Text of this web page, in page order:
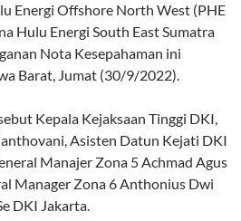
Energi Offshore North West (PHE
Hulu Energi South East Sumatra
Nota Kesepahaman ini
Barat, Jumat (30/9/2022).
Kepala Kejaksaan Tinggi DKI,
Asisten Datun Kejati DKI
Manajer Zona 5 Achmad Agus
Manager Zona 6 Anthonius Dwi
DKI Jakarta.